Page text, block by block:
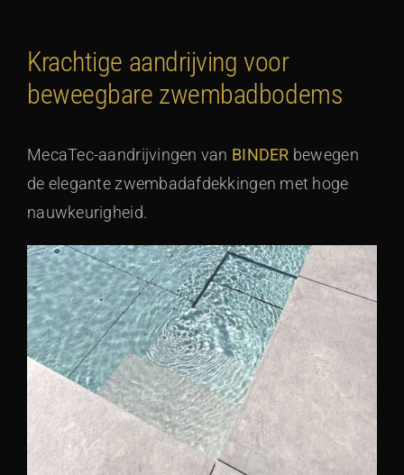
Krachtige aandrijving voor
beweegbare zwembadbodems
MecaTec-aandrijvingen van BINDER bewegen
de elegante zwembadafdekkingen met hoge
nauwkeurigheid.